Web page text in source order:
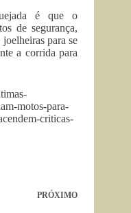
é que o
de segurança,
para se
a corrida para
motos-para-
criticas-
PRÓXIMO